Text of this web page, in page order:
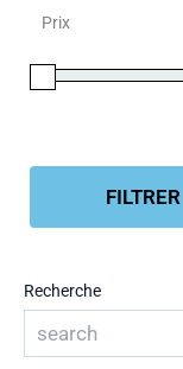
Prix
FILTRER
Recherche